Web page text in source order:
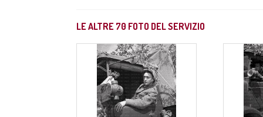
LE ALTRE 70 FOTO DEL SERVIZIO